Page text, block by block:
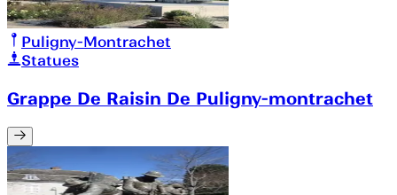
Puligny-Montrachet
Statues
Grappe De Raisin De Puligny-montrachet